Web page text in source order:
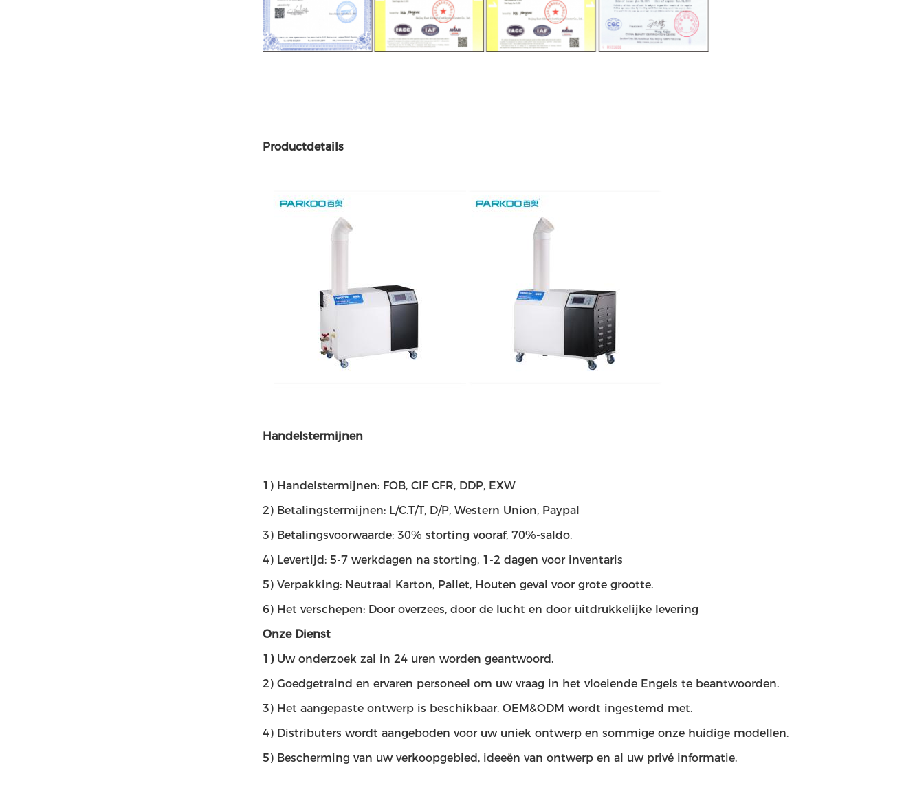
Productdetails
Handelstermijnen
1) Handelstermijnen: FOB, CIF CFR, DDP, EXW
2) Betalingstermijnen: L/C.T/T, D/P, Western Union, Paypal
3) Betalingsvoorwaarde: 30% storting vooraf, 70%-saldo.
4) Levertijd: 5-7 werkdagen na storting, 1-2 dagen voor inventaris
5) Verpakking: Neutraal Karton, Pallet, Houten geval voor grote grootte.
6) Het verschepen: Door overzees, door de lucht en door uitdrukkelijke levering
Onze Dienst
1) Uw onderzoek zal in 24 uren worden geantwoord.
2) Goedgetraind en ervaren personeel om uw vraag in het vloeiende Engels te beantwoorden.
3) Het aangepaste ontwerp is beschikbaar. OEM&ODM wordt ingestemd met.
4) Distributers wordt aangeboden voor uw uniek ontwerp en sommige onze huidige modellen.
5) Bescherming van uw verkoopgebied, ideeën van ontwerp en al uw privé informatie.